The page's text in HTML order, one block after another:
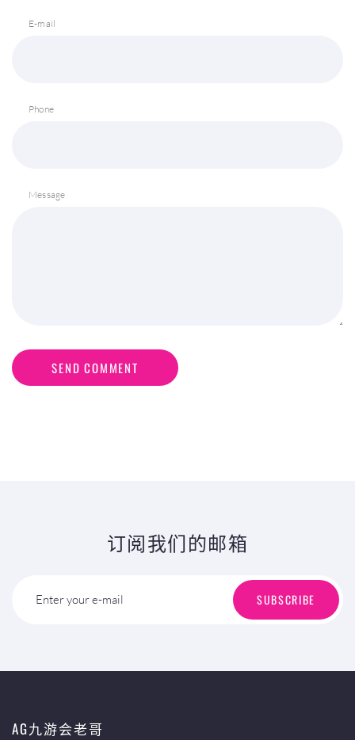
E-mail
Phone
Message
SEND COMMENT
订阅我们的邮箱
Enter your e-mail SUBSCRIBE
AG九游会老哥